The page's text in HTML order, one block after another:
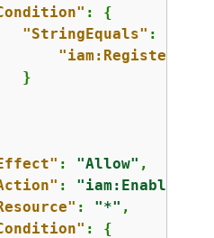
: {
"StringEquals" :
}
: "Allow" ,
:
: "*" ,
: {